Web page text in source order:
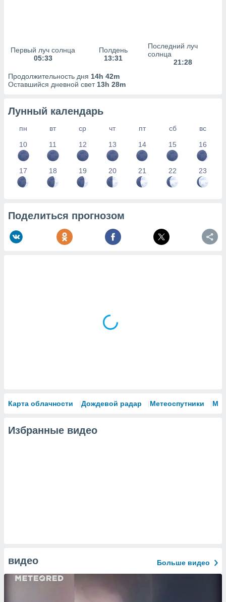
Первый луч солнца
05:33
Полдень
13:31
Последний луч
солнца
21:28
Продолжительность дня 14h 42m
Оставшийся дневной свет 13h 28m
Лунный календарь
пн вт ср чт пт сб
вс
10
11 12 13 14 15 16
17 18 19 20 21 22 23
Поделиться прогнозом
Карта облачности Дождевой радар Метеоспутники
Избранные видео
видео Больше видео